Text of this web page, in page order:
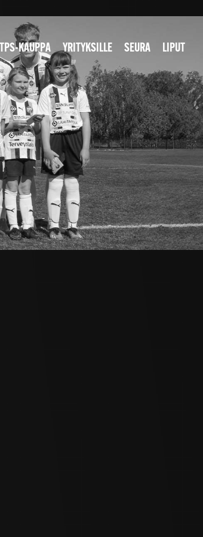
TPS-KAUPPA YRITYKSILLE SEURA LIPUT